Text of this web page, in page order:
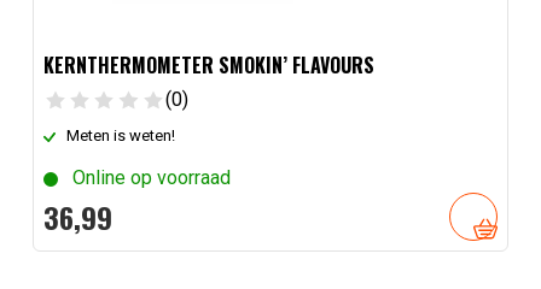
KERNTHERMOMETER SMOKIN’ FLAVOURS
(0)
Meten is weten!
Online op voorraad
36,99